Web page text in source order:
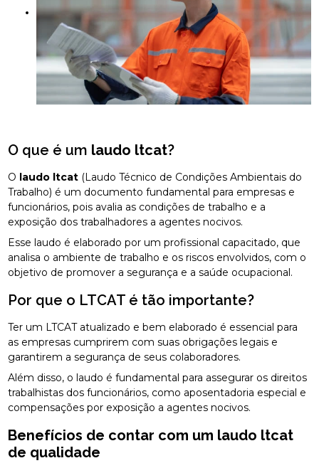
O que é um laudo ltcat?
O laudo ltcat (Laudo Técnico de Condições Ambientais do
Trabalho) é um documento fundamental para empresas e
funcionários, pois avalia as condições de trabalho e a
exposição dos trabalhadores a agentes nocivos.
Esse laudo é elaborado por um profissional capacitado, que
analisa o ambiente de trabalho e os riscos envolvidos, com o
objetivo de promover a segurança e a saúde ocupacional.
Por que o LTCAT é tão importante?
Ter um LTCAT atualizado e bem elaborado é essencial para
as empresas cumprirem com suas obrigações legais e
garantirem a segurança de seus colaboradores.
Além disso, o laudo é fundamental para assegurar os direitos
trabalhistas dos funcionários, como aposentadoria especial e
compensações por exposição a agentes nocivos.
Benefícios de contar com um laudo ltcat
de qualidade